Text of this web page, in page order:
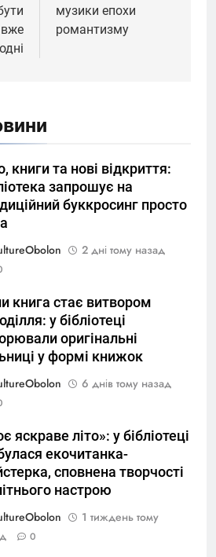
музики епохи
романтизму
книги та нові відкриття:
запрошує на
буккросинг просто
2 дні тому назад
книга стає витвором
у бібліотеці
оригінальні
у формі книжок
6 днів тому назад
яскраве літо»: у бібліотеці
екочитанка-
сповнена творчості
настрою
1 тиждень тому
0